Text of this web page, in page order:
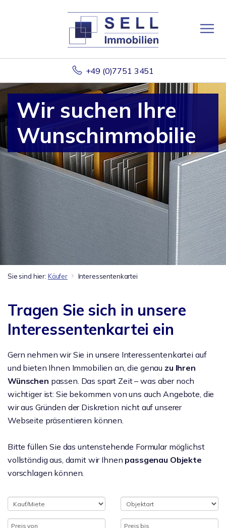
+49 (0)7751 3451
Wir suchen Ihre
Wunschimmobilie
Sie sind hier: Käufer Interessentenkartei
Tragen Sie sich in unsere
Interessentenkartei ein
Gern nehmen wir Sie in unsere Interessentenkartei auf
und bieten Ihnen Immobilien an, die genau zu Ihren
Wünschen passen. Das spart Zeit – was aber noch
wichtiger ist: Sie bekommen von uns auch Angebote, die
wir aus Gründen der Diskretion nicht auf unserer
Webseite präsentieren können.
Bitte füllen Sie das untenstehende Formular möglichst
vollständig aus, damit wir Ihnen passgenau Objekte
vorschlagen können.